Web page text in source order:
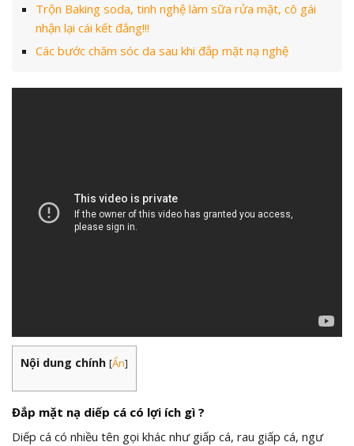
Trộn Baking soda, tinh nghệ làm sữa rửa mặt, cô gái
nhận lại cái kết đắng!!!
Các bước chăm sóc da sau khi đắp mặt nạ nghệ
Nội dung chính [Ẩn]
Đắp mặt nạ diếp cá có lợi ích gì ?
Diếp cá có nhiều tên gọi khác như giấp cá, rau giấp cá, ngư